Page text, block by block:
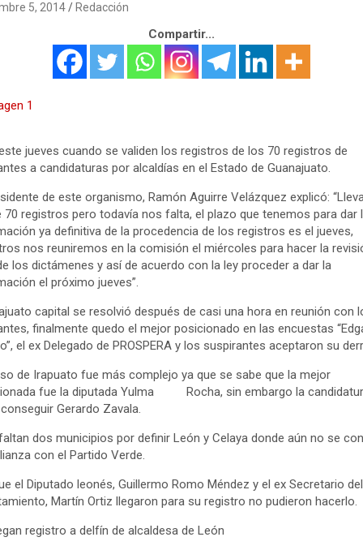
5, 2014 Redacción
Compartir...
jueves cuando se validen los registros de los 70 registros de
a candidaturas por alcaldías en el Estado de Guanajuato.
de este organismo, Ramón Aguirre Velázquez explicó:
70 registros pero todavía nos falta, el plazo que tenemos para dar
ya definitiva de la procedencia de los registros es el jueves,
nos reuniremos en la comisión el miércoles para hacer la
los dictámenes y así de acuerdo con la ley proceder a dar la
el próximo jueves”.
capital se resolvió después de casi una hora en reunión con
finalmente quedo el mejor posicionado en las encuestas
el ex Delegado de PROSPERA y los suspirantes aceptaron su
de Irapuato fue más complejo ya que se sabe que la mejor
fue la diputada Yulma Rocha, sin embargo la
Gerardo Zavala.
dos municipios por definir León y Celaya donde aún no se
con el Partido Verde.
el Diputado leonés, Guillermo Romo Méndez y el ex Secretario del
Martín Ortiz llegaron para su registro no pudieron hacerlo.
registro a delfín de alcaldesa de León